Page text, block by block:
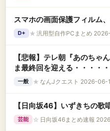
スマホの画面保護フィルム
D+ ★ 汎用型自作PCまとめ
【悲報】テレ朝『あのちゃ
ま最終回を迎える・・・・
一般 ★ なんJクエスト 2026-06-
【日向坂46】いずきちの歌
芸能 ☆ 日向坂46まとめ速報